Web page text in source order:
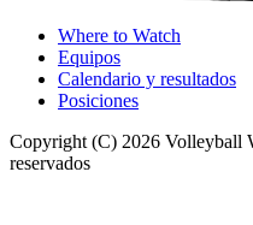
Where to Watch
Equipos
Calendario y resultados
Posiciones
Copyright (C) 2026 Volleyball
reservados